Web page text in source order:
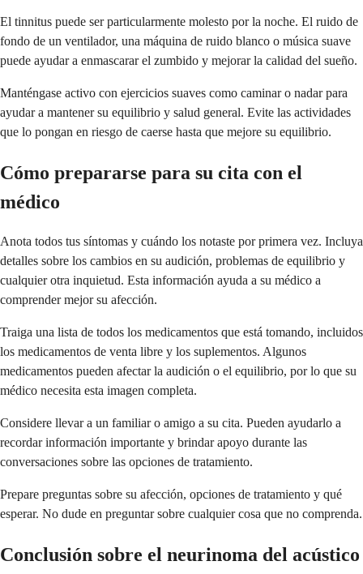
El tinnitus puede ser particularmente molesto por la noche. El ruido de
fondo de un ventilador, una máquina de ruido blanco o música suave
puede ayudar a enmascarar el zumbido y mejorar la calidad del sueño.
Manténgase activo con ejercicios suaves como caminar o nadar para
ayudar a mantener su equilibrio y salud general. Evite las actividades
que lo pongan en riesgo de caerse hasta que mejore su equilibrio.
Cómo prepararse para su cita con el
médico
Anota todos tus síntomas y cuándo los notaste por primera vez. Incluya
detalles sobre los cambios en su audición, problemas de equilibrio y
cualquier otra inquietud. Esta información ayuda a su médico a
comprender mejor su afección.
Traiga una lista de todos los medicamentos que está tomando, incluidos
los medicamentos de venta libre y los suplementos. Algunos
medicamentos pueden afectar la audición o el equilibrio, por lo que su
médico necesita esta imagen completa.
Considere llevar a un familiar o amigo a su cita. Pueden ayudarlo a
recordar información importante y brindar apoyo durante las
conversaciones sobre las opciones de tratamiento.
Prepare preguntas sobre su afección, opciones de tratamiento y qué
esperar. No dude en preguntar sobre cualquier cosa que no comprenda.
Conclusión sobre el neurinoma del acústico